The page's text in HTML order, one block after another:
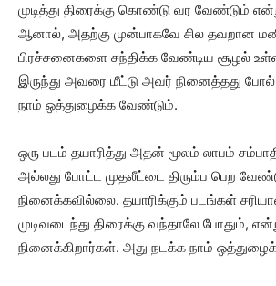
முடித்து திரைக்கு கொண்டு வர வேண்டும்
ஆனால், அதற்கு முன்பாகவே சில தவறான
பிரச்சனைகளை சந்திக்க வேண்டிய சூழல்
இருந்து அவரை மீட்டு அவர் நினைத்தது போல்
நாம் ஒத்துழைக்க வேண்டும்.
ஒரு படம் தயாரித்து அதன் மூலம் லாபம்
அல்லது போட்ட முதலீட்டை திரும்ப பெற
நினைக்கவில்லை. தயாரிக்கும் படங்கள்
முடிவடைந்து திரைக்கு வந்தாலே போதும்,
நினைக்கிறார்கள். அது நடக்க நாம்